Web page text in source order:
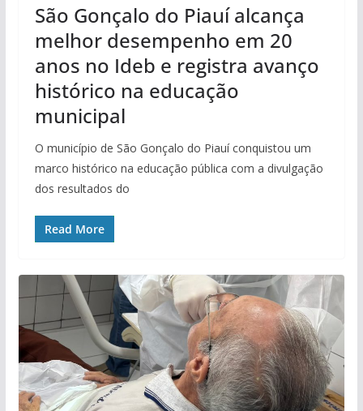
São Gonçalo do Piauí alcança
melhor desempenho em 20
anos no Ideb e registra avanço
histórico na educação
municipal
O município de São Gonçalo do Piauí conquistou um
marco histórico na educação pública com a divulgação
dos resultados do
Read More